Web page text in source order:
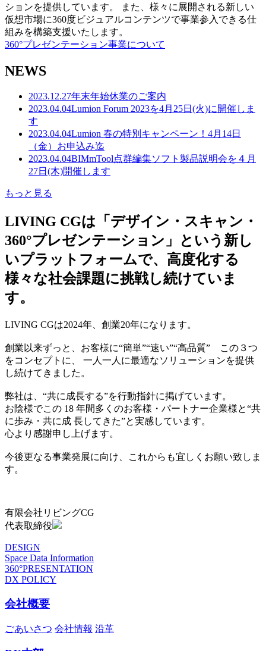
ションを提供しています。 また、様々に展開される新しい
仮想市場に360度ビジュアルコンテンツで事業参入できる仕
組みを構築支援いたします。
360°プレゼンテーション事業について
NEWS
2023.12.27年末年始休業のご案内
2023.04.04Lumion Forum 2023を4月25日(火)に開催しま
す
2023.04.04Lumion 春の特別キャンペーン！4月14日
（金）お申込み迄
2023.04.04BIMmTool点群編集ソフト製品説明会を４月
27日(木)開催します
もっと見る
LIVING CGは「デザイン・スキャン・
360°プレゼンテーション」という新し
いプラットフォームで、高度化する
様々な社会課題に挑戦し続けていま
す。
LIVING CGは2024年、創業20年になります。
創業以来ずっと、お客様に“簡単”“速い”“高品質” この３つ
をコンセプトに、 一人一人に最適なソリューションを提供
し続けてきました。
弊社は、“共に成長する”を行動指針に掲げています。
お陰様でこの 18 年間多くのお客様・パートナー企業様と“共
に歩み・共に成 長してきた”と実感しています。
心より感謝申し上げます。
今後更なる事業発展に向け、これからも宜しくお願い致しま
す。
有限会社リビングCG
代表取締役
DESIGN
Space Data Information
360°PRESENTATION
DX POLICY
会社概要
ごあいさつ 会社情報 沿革